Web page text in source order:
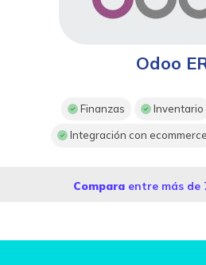
Odoo
Finanzas Inventario
Integración con ecommerce
Compara entre más de